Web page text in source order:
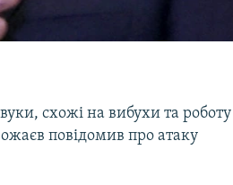
схожі на вибухи та роботу
повідомив про атаку